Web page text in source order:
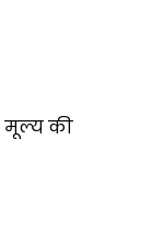
मूल्य की